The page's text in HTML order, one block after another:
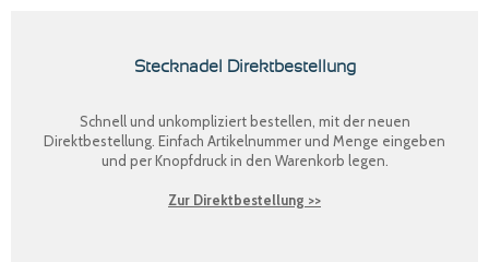
Stecknadel Direktbestellung
Schnell und unkompliziert bestellen, mit der neuen
Direktbestellung . Einfach Artikelnummer und Menge eingeben
und per Knopfdruck in den Warenkorb legen.
Zur Direktbestellung >>